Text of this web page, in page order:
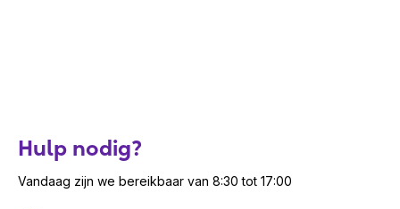
Hulp nodig?
Vandaag zijn we bereikbaar van 8:30 tot 17:00